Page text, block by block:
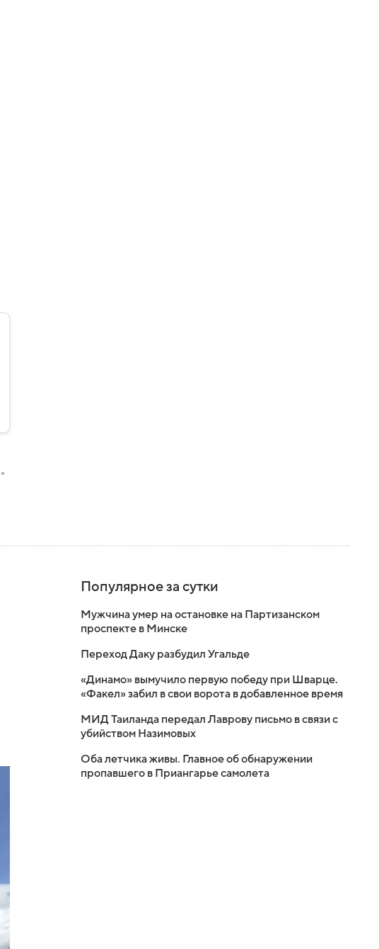
Популярное за сутки
Мужчина умер на остановке на Партизанском
проспекте в Минске
Переход Даку разбудил Угальде
«Динамо» вымучило первую победу при Шварце.
«Факел» забил в свои ворота в добавленное время
МИД Таиланда передал Лаврову письмо в связи с
убийством Назимовых
Оба летчика живы. Главное об обнаружении
пропавшего в Приангарье самолета